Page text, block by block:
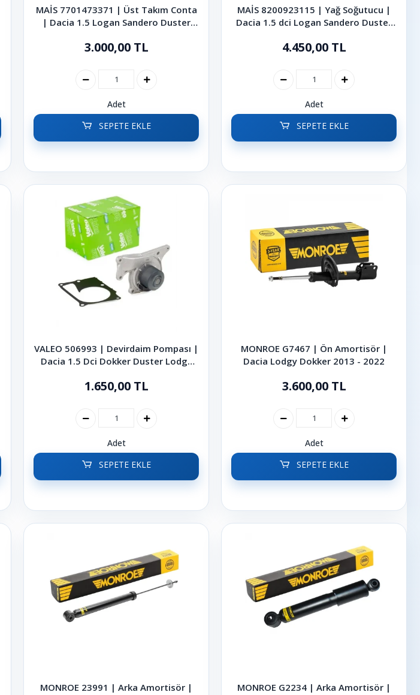
MAİS 7701473371 | Üst Takım Conta
| Dacia 1.5 Logan Sandero Duster
3.000,00 TL
Adet
SEPETE EKLE
MAİS 8200923115 | Yağ Soğutucu |
Dacia 1.5 dci Logan Sandero Duster
4.450,00 TL
Adet
SEPETE EKLE
VALEO 506993 | Devirdaim Pompası |
Dacia 1.5 Dci Dokker Duster Lodgy
1.650,00 TL
Adet
SEPETE EKLE
MONROE G7467 | Ön Amortisör |
Dacia Lodgy Dokker 2013 - 2022
3.600,00 TL
Adet
SEPETE EKLE
MONROE 23991 | Arka Amortisör |
MONROE G2234 | Arka Amortisör |